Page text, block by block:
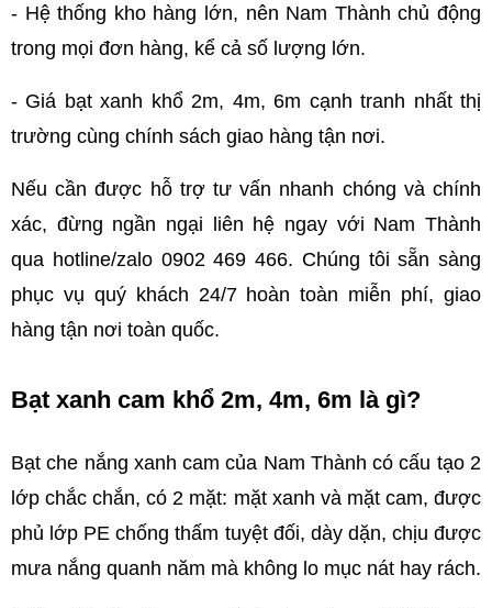
- Hệ thống kho hàng lớn, nên Nam Thành chủ động
trong mọi đơn hàng, kể cả số lượng lớn.
- Giá bạt xanh khổ 2m, 4m, 6m cạnh tranh nhất thị
trường cùng chính sách giao hàng tận nơi.
Nếu cần được hỗ trợ tư vấn nhanh chóng và chính
xác, đừng ngần ngại liên hệ ngay với Nam Thành
qua hotline/zalo 0902 469 466. Chúng tôi sẵn sàng
phục vụ quý khách 24/7 hoàn toàn miễn phí, giao
hàng tận nơi toàn quốc.
Bạt xanh cam khổ 2m, 4m, 6m là gì?
Bạt che nắng xanh cam của Nam Thành có cấu tạo 2
lớp chắc chắn, có 2 mặt: mặt xanh và mặt cam, được
phủ lớp PE chống thấm tuyệt đối, dày dặn, chịu được
mưa nắng quanh năm mà không lo mục nát hay rách.